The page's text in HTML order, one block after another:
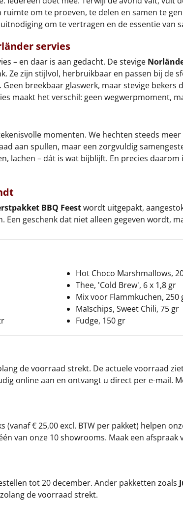
om te proeven, te delen en samen te
om te vertragen en de essentie van
servies
– en daar is aan gedacht. De stevige
Ze zijn stijlvol, herbruikbaar en passen bij de
breekbaar glaswerk, maar stevige
maakt het verschil: geen wegwerpmoment,
momenten. We hechten steeds
aan spullen, maar een zorgvuldig
lachen – dát is wat bijblijft. En precies
BBQ Feestwordt uitgepakt,
Een geschenk dat niet alleen gegeven wordt,
Hot Choco Marshmallows,
Thee, 'Cold Brew', 6 x 1,8 gr
Mix voor Flammkuchen, 250
Maïschips, Sweet Chili, 75 gr
Fudge, 150 gr
de voorraad strekt. De actuele voorraad
online aan en ontvangt u direct per e-mail.
(vanaf € 25,00 excl. BTW per pakket) helpen
van onze 10 showrooms. Maak een afspraak
tot 20 december. Ander pakketten zoals
de voorraad strekt.